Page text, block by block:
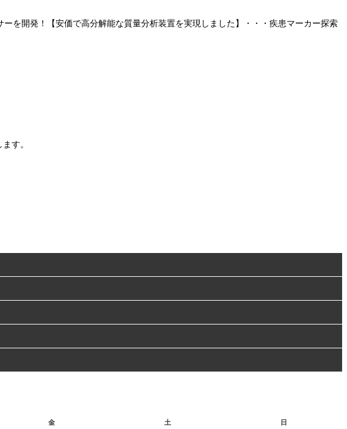
を開発！【安価で高分解能な質量分析装置を実現しました】・・・疾患マーカー探索
す。
金 土 日